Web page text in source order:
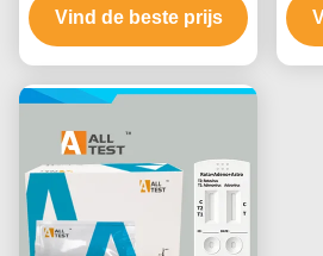
Sneltest voor
Infectieziekten met Snelle
Hoge Nauwkeurigheid en
Eenvoudige Visuele
Interpretatie
Vind de beste prijs